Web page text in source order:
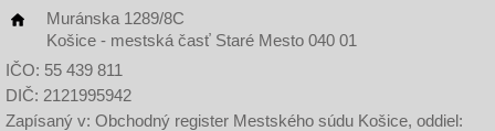
Muránska 1289/8C
Košice - mestská časť Staré Mesto 040 01
IČO: 55 439 811
DIČ: 2121995942
Zapísaný v: Obchodný register Mestského súdu Košice, oddiel: